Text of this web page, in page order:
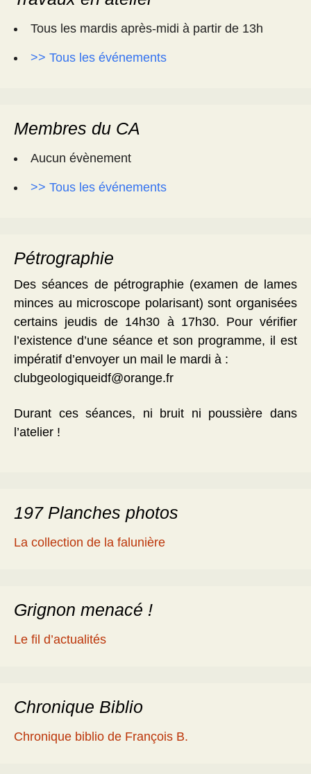
Tous les mardis après-midi à partir de 13h
>> Tous les événements
Membres du CA
Aucun évènement
>> Tous les événements
Pétrographie
Des séances de pétrographie (examen de lames
minces au microscope polarisant) sont organisées
certains jeudis de 14h30 à 17h30. Pour vérifier
l’existence d’une séance et son programme, il est
impératif d’envoyer un mail le mardi à :
clubgeologiqueidf@orange.fr
Durant ces séances, ni bruit ni poussière dans
l’atelier !
197 Planches photos
La collection de la falunière
Grignon menacé !
Le fil d’actualités
Chronique Biblio
Chronique biblio de François B.